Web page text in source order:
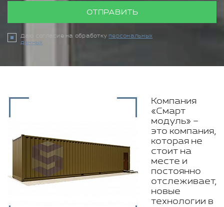
ОТПРАВИТЬ
Даю согласие на обработку персональных
данных
Компания
«Смарт
модуль» –
это компания,
которая не
стоит на
месте и
постоянно
отслеживает,
новые
технологии в